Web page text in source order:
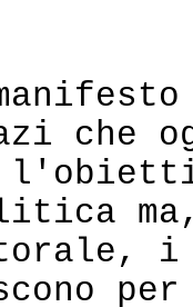
che